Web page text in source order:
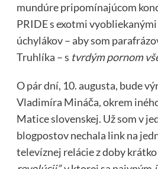
mundúre pripomínajúcom
PRIDE s exotmi
úchylákov – aby som
Truhlíka – s tvrdým pornom
O pár dní, 10. augusta, bude
Vladimíra Mináča, okrem
Matice slovenskej. Už som v
blogpostov nechala link na
televíznej relácie z doby